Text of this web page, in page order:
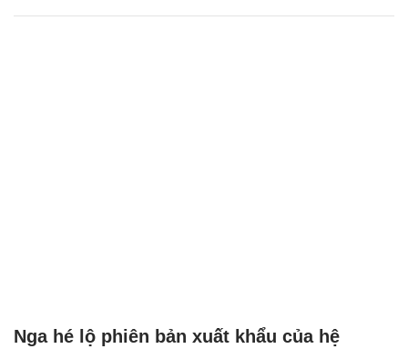
Nga hé lộ phiên bản xuất khẩu của hệ